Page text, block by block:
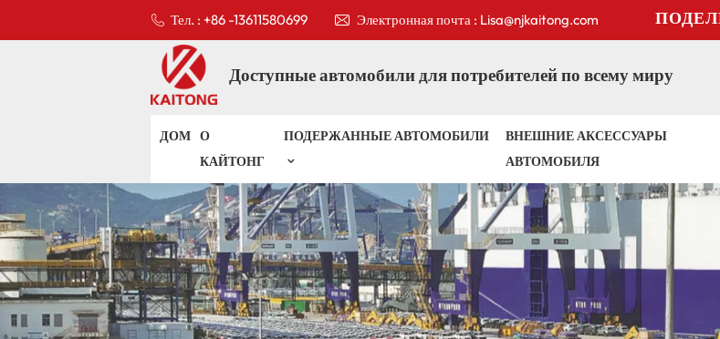
Тел. : +86 -13611580699 Электронная почта : Lisa@njkaitong.com
Доступные автомобили для потребителей по всему миру
ДОМ О
КАЙТОНГ
ПОДЕРЖАННЫЕ АВТОМОБИЛИ
ВНЕШНИЕ АКСЕССУАРЫ
АВТОМОБИЛЯ